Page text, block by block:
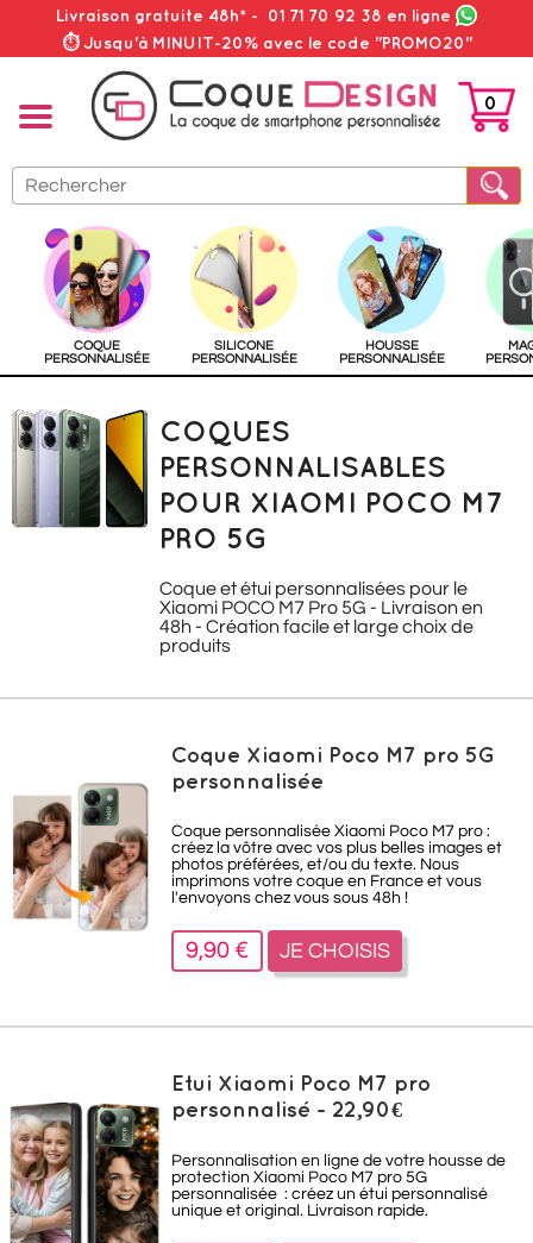
Livraison gratuite 48h* - 01 71 70 92 38 en ligne
⏱ Jusqu'à MINUIT-20% avec le code "PROMO20"
PANIER
0
COQUE
PERSONNALISÉE
SILICONE
PERSONNALISÉE
HOUSSE
PERSONNALISÉE
COQUES
PERSONNALISABLES
POUR XIAOMI POCO M7
PRO 5G
Coque et étui personnalisées pour le
Xiaomi POCO M7 Pro 5G - Livraison en
48h - Création facile et large choix de
produits
Coque Xiaomi Poco M7 pro 5G
personnalisée
Coque personnalisée Xiaomi Poco M7 pro :
créez la vôtre avec vos plus belles images et
photos préférées, et/ou du texte. Nous
imprimons votre coque en France et vous
l'envoyons chez vous sous 48h !
9,90 € JE CHOISIS
Etui Xiaomi Poco M7 pro
personnalisé - 22,90€
Personnalisation en ligne de votre housse de
protection Xiaomi Poco M7 pro 5G
personnalisée : créez un étui personnalisé
unique et original. Livraison rapide.